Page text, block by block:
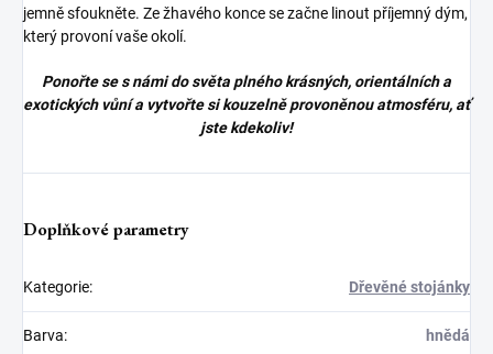
jemně sfoukněte. Ze žhavého konce se začne linout příjemný dým,
který provoní vaše okolí.
Ponořte se s námi do světa plného krásných, orientálních a
exotických vůní a vytvořte si kouzelně provoněnou atmosféru, ať
jste kdekoliv!
Doplňkové parametry
Kategorie: Dřevěné stojánky
Barva: hnědá